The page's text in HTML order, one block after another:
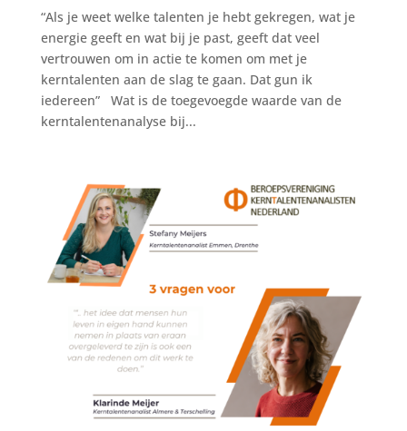
“Als je weet welke talenten je hebt gekregen, wat je
energie geeft en wat bij je past, geeft dat veel
vertrouwen om in actie te komen om met je
kerntalenten aan de slag te gaan. Dat gun ik
iedereen” Wat is de toegevoegde waarde van de
kerntalentenanalyse bij...